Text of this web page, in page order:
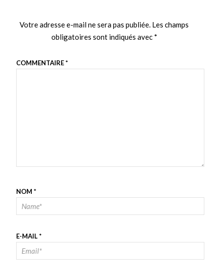
Votre adresse e-mail ne sera pas publiée. Les champs
obligatoires sont indiqués avec *
COMMENTAIRE*
NOM *
E-MAIL*